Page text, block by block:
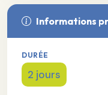
Informations
DURÉE
2 jours